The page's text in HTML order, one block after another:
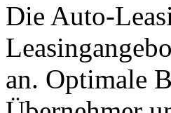
Die Auto-
an. Optimale